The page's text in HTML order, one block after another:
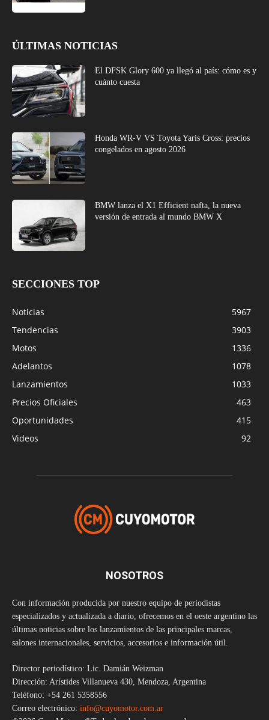
ÚLTIMAS NOTICIAS
El DFSK Glory 600 ya llegó al país: cómo es y
cuánto cuesta
Honda WR-V VS Toyota Yaris Cross: precios
congelados en agosto 2026
BMW lanza el X1 Efficient nafta, la nueva
versión de entrada al mundo BMW X
SECCIONES TOP
Noticias
5967
Tendencias
3903
Motos
1336
Adelantos
1078
Lanzamientos
1033
Precios Oficiales
463
Oportunidades
415
Videos
92
NOSOTROS
Con información producida por nuestro equipo de periodistas
especializados y actualizada a diario, ofrecemos en el oeste argentino las
últimas noticias sobre los lanzamientos de las principales marcas,
salones internacionales, servicios, accesorios e información útil.
Director periodístico: Lic. Damián Weizman
Dirección: Arístides Villanueva 430, Mendoza, Argentina
Teléfono: +54 261 5358556
Correo electrónico: info@cuyomotor.com.ar